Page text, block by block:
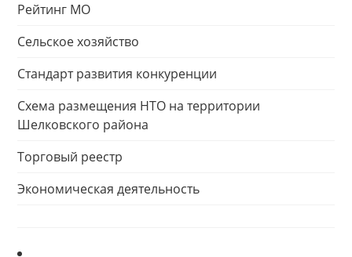
Рейтинг МО
Сельское хозяйство
Стандарт развития конкуренции
Схема размещения НТО на территории
Шелковского района
Торговый реестр
Экономическая деятельность